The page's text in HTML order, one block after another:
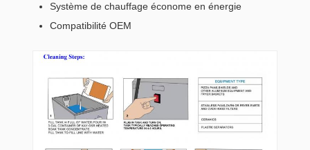
Système de chauffage économe en énergie
Compatibilité OEM